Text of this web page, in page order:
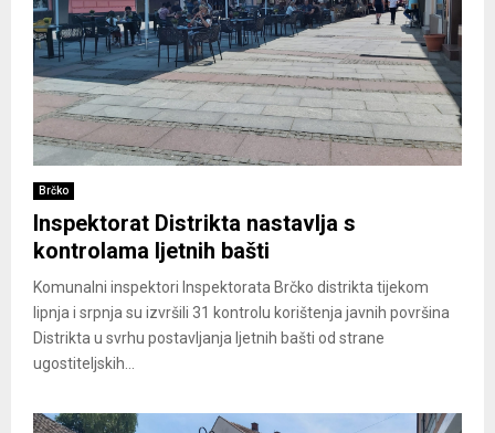
Brčko
Inspektorat Distrikta nastavlja s
kontrolama ljetnih bašti
Komunalni inspektori Inspektorata Brčko distrikta tijekom
lipnja i srpnja su izvršili 31 kontrolu korištenja javnih površina
Distrikta u svrhu postavljanja ljetnih bašti od strane
ugostiteljskih...